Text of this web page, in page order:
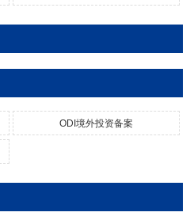
ODI境外投资备案